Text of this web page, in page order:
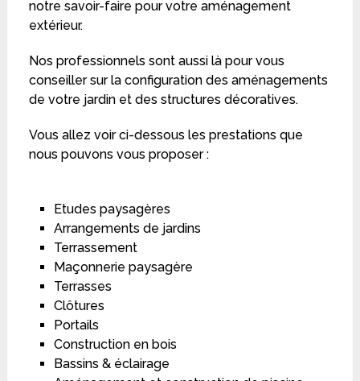
notre savoir-faire pour votre aménagement
extérieur.
Nos professionnels sont aussi là pour vous
conseiller sur la configuration des aménagements
de votre jardin et des structures décoratives.
Vous allez voir ci-dessous les prestations que
nous pouvons vous proposer :
Etudes paysagères
Arrangements de jardins
Terrassement
Maçonnerie paysagère
Terrasses
Clôtures
Portails
Construction en bois
Bassins & éclairage